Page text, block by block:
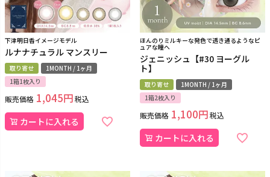
下津明日香イメージモデル
ルナナチュラル マンスリー
取り寄せ
1MONTH / 1ヶ月
1箱1枚入り
販売価格 1,045 税込
カートに入れる
ほんのりミルキーな発色で透き通るようなピ
ュアな瞳へ
ジェニッシュ【#30 ヨーグル
ト】
取り寄せ
1MONTH / 1ヶ月
1箱2枚入り
販売価格 1,100 税込
カートに入れる